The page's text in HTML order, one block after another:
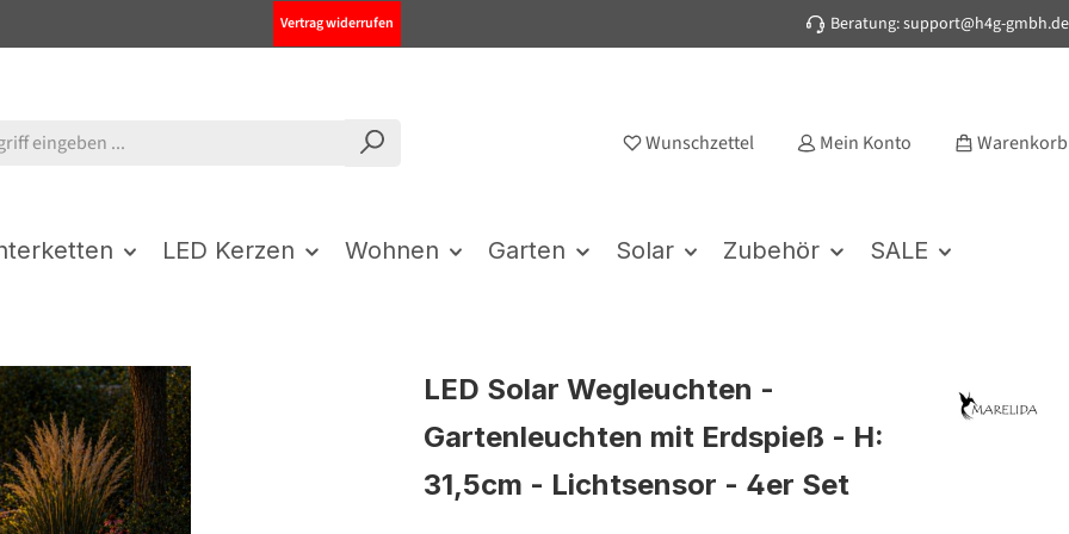
Vertrag widerrufen Beratung: support@h4g-gmbh.de
Wunschzettel Mein Konto Warenkorb
LED Kerzen Wohnen Garten Solar Zubehör SALE
LED Solar Wegleuchten -
Gartenleuchten mit Erdspieß - H:
31,5cm - Lichtsensor - 4er Set